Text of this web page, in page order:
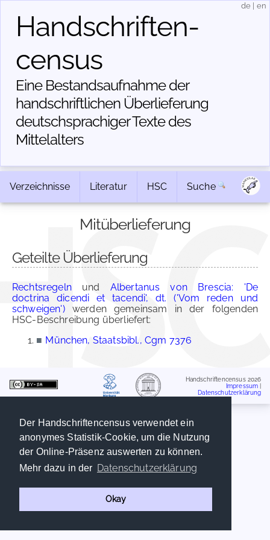
Der Handschriftencensus verwendet ein
anonymes Statistik-Cookie, um die Nutzung
der Online-Präsenz auswerten zu können.
Mehr dazu in der Datenschutzerklärung
Okay
Handschriften­
census
Eine Bestandsaufnahme der
handschriftlichen Über­lieferung
deutschsprachiger Texte des
Mittelalters
de en
Verzeichnisse Literatur HSC Suche
Mitüberlieferung
Geteilte Überlieferung
Rechtsregelnund Albertanus von Brescia: 'De
doctrina dicendi et tacendi', dt. ('Vom reden und
schweigen')werden gemeinsam in der folgenden
HSC-Beschreibung überliefert:
■ München, Staatsbibl., Cgm 7376
Handschriftencensus 2026
Impressum
Datenschutzerklärung